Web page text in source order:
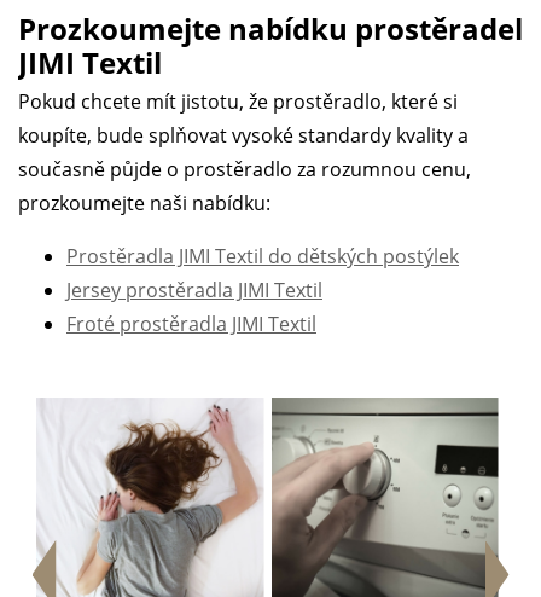
Prozkoumejte nabídku prostěradel
JIMI Textil
Pokud chcete mít jistotu, že prostěradlo, které si
koupíte, bude splňovat vysoké standardy kvality a
současně půjde o prostěradlo za rozumnou cenu,
prozkoumejte naši nabídku:
Prostěradla JIMI Textil do dětských postýlek
Jersey prostěradla JIMI Textil
Froté prostěradla JIMI Textil